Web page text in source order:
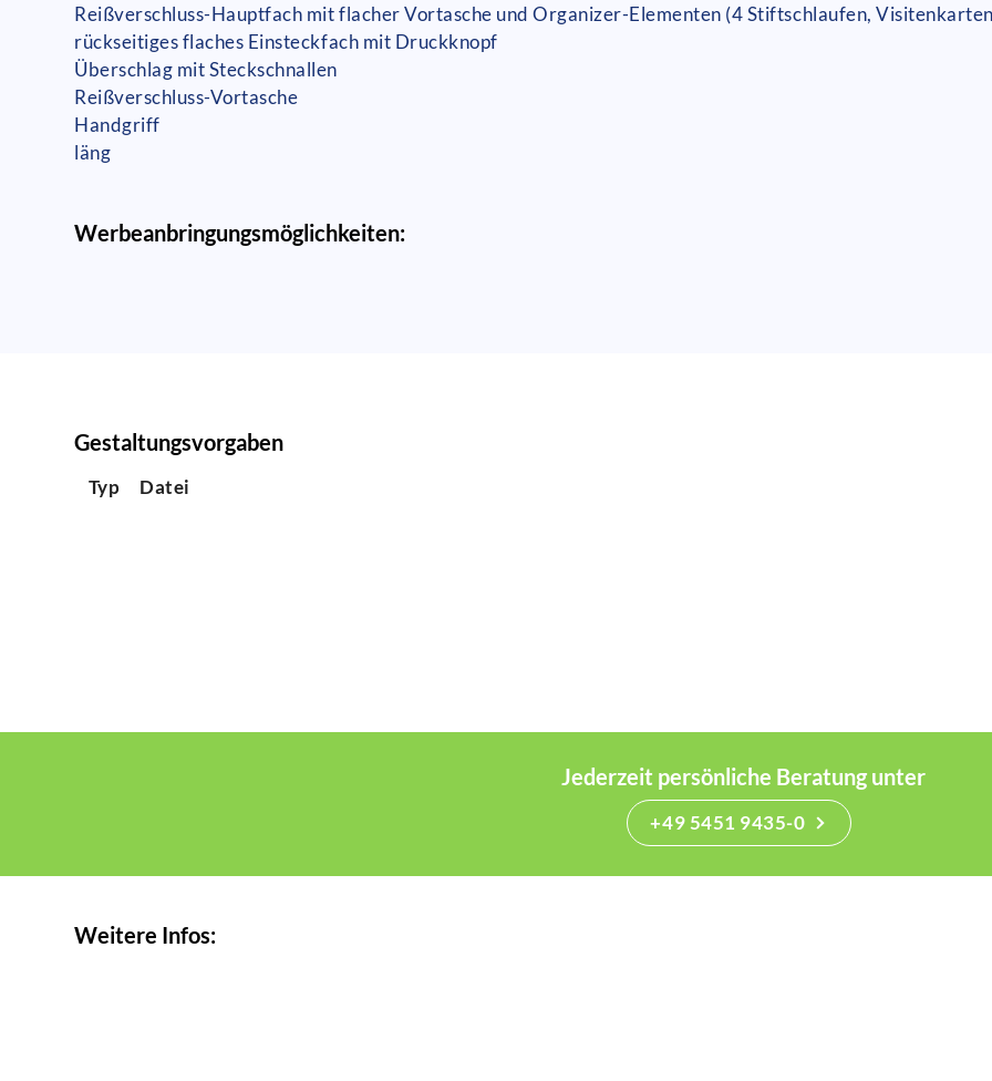
Reißverschluss-Hauptfach mit flacher Vortasche und Organizer-Elementen (4 Stiftschlaufen,
rückseitiges flaches Einsteckfach mit Druckknopf
Überschlag mit Steckschnallen
Reißverschluss-Vortasche
Handgriff
läng
Werbeanbringungsmöglichkeiten:
Gestaltungsvorgaben
Typ Datei
Jederzeit persönliche Beratung unter
+49 5451 9435-0
Weitere Infos: